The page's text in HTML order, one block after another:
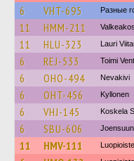
6 VHT-695 Разные
11 HMM-211
11 HLU-323 Lauri
6 REJ-533 Toimi
6 OHO-494 Nevakivi
6 OHT-456 Kyllonen
6 VHJ-145 Koskela
6 SBU-606
11 HMV-111